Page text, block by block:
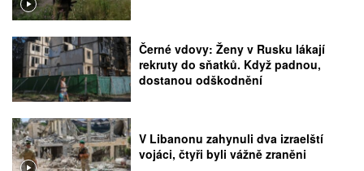
Černé vdovy: Ženy v Rusku lákají
rekruty do sňatků. Když padnou,
dostanou odškodnění
V Libanonu zahynuli dva izraelští
vojáci, čtyři byli vážně zraněni